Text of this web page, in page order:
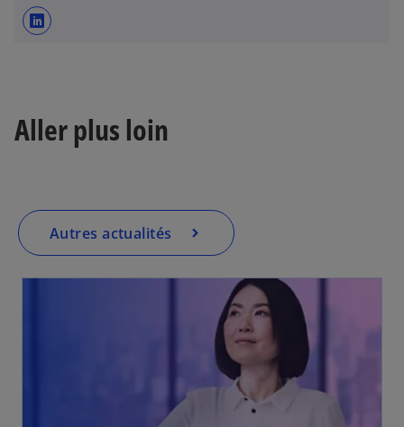
n
g
s
v
r
Aller plus loin
Autres actualités